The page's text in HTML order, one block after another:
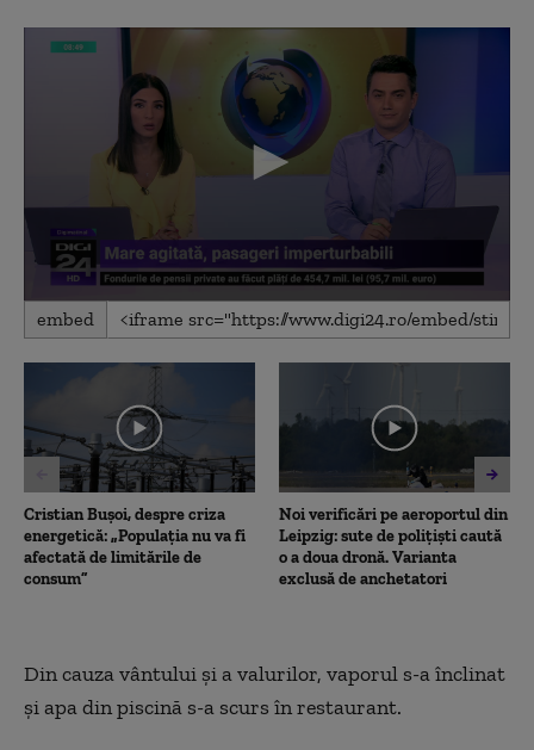
0
seconds
30
seconds
embed
Cristian Bușoi, despre criza
energetică: „Populația nu va fi
afectată de limitările de
consum”
Noi verificări pe aeroportul din
Leipzig: sute de polițiști caută
o a doua dronă. Varianta
exclusă de anchetatori
Din cauza vântului și a valurilor, vaporul s-a înclinat
şi apa din piscină s-a scurs în restaurant.